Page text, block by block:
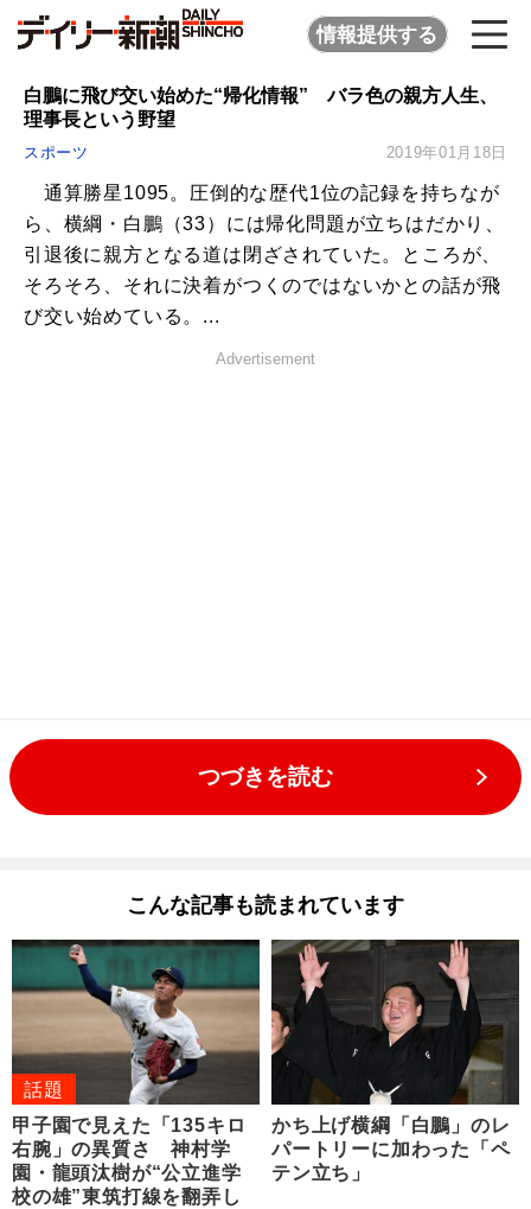
情報提供する
白鵬に飛び交い始めた“帰化情報” バラ色の親方人生、
理事長という野望
スポーツ 2019年01月18日
通算勝星1095。圧倒的な歴代1位の記録を持ちなが
ら、横綱・白鵬（33）には帰化問題が立ちはだかり、
引退後に親方となる道は閉ざされていた。ところが、
そろそろ、それに決着がつくのではないかとの話が飛
び交い始めている。...
Advertisement
つづきを読む
こんな記事も読まれています
話題
甲子園で見えた「135キロ
右腕」の異質さ 神村学
園・龍頭汰樹が“公立進学
校の雄”東筑打線を翻弄し
かち上げ横綱「白鵬」のレ
パートリーに加わった「ペ
テン立ち」